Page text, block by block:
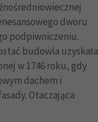
dworu
podpiwniczeniu.
budowla uzyskała
w 1746 roku, gdy
dachem i
Otaczająca